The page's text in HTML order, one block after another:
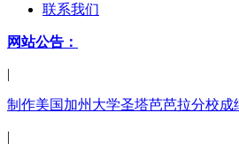
联系我们
网站公告：
|
制作美国加州大学圣塔芭芭拉分校成
|